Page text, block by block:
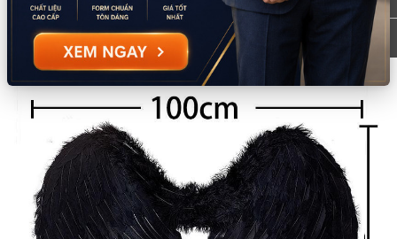
cẩn thận
Mô tả sản phẩm